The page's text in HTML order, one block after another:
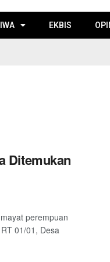
EKBIS
Ditemukan
perempuan
01/01, Desa